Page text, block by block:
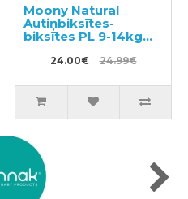
Moony Natural
Autiņbiksītes-
biksītes PL 9-14kg
24.00€ 24.99€